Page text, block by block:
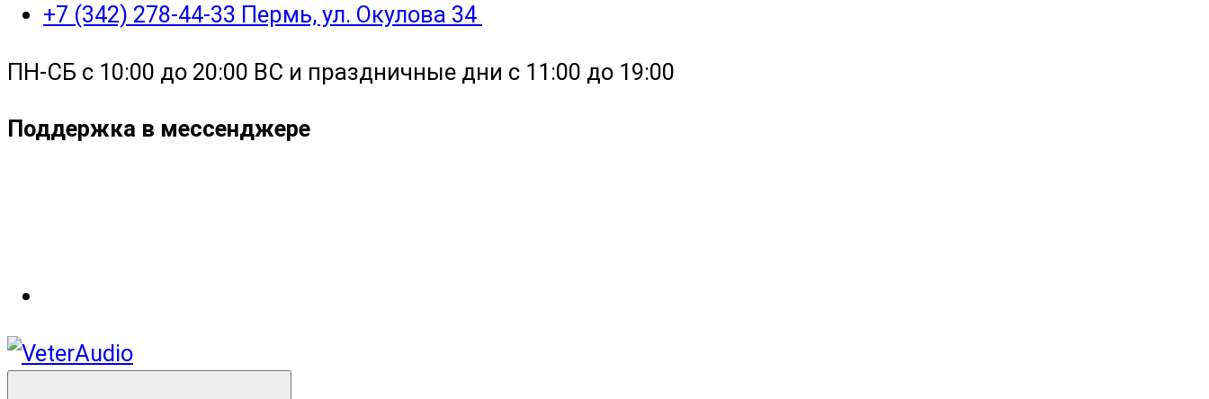
+7 (342) 278-44-33 Пермь, ул. Окулова 34
ПН-СБ с 10:00 до 20:00 ВС и праздничные дни с 11:00 до 19:00
Поддержка в мессенджере